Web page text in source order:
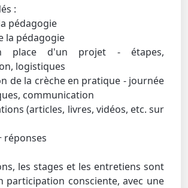
:
pédagogie
la pédagogie
place d'un projet - étapes,
logistiques
de la crèche en pratique - journée
communication
(articles, livres, vidéos, etc. sur
réponses
les stages et les entretiens sont
participation consciente, avec une